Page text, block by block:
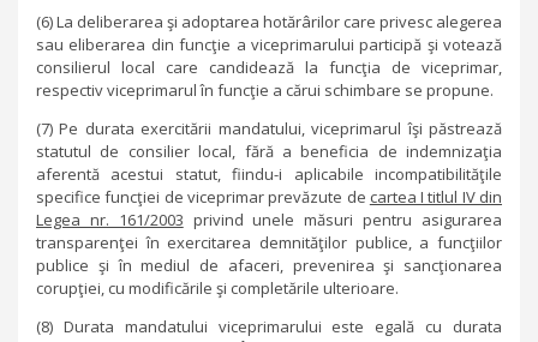
(6) La deliberarea şi adoptarea hotărârilor care privesc alegerea
sau eliberarea din funcţie a viceprimarului participă şi votează
consilierul local care candidează la funcţia de viceprimar,
respectiv viceprimarul în funcţie a cărui schimbare se propune.
(7) Pe durata exercitării mandatului, viceprimarul îşi păstrează
statutul de consilier local, fără a beneficia de indemnizaţia
aferentă acestui statut, fiindu-i aplicabile incompatibilităţile
specifice funcţiei de viceprimar prevăzute de cartea I titlul IV din
Legea nr. 161/2003 privind unele măsuri pentru asigurarea
transparenţei în exercitarea demnităţilor publice, a funcţiilor
publice şi în mediul de afaceri, prevenirea şi sancţionarea
corupţiei, cu modificările şi completările ulterioare.
(8) Durata mandatului viceprimarului este egală cu durata